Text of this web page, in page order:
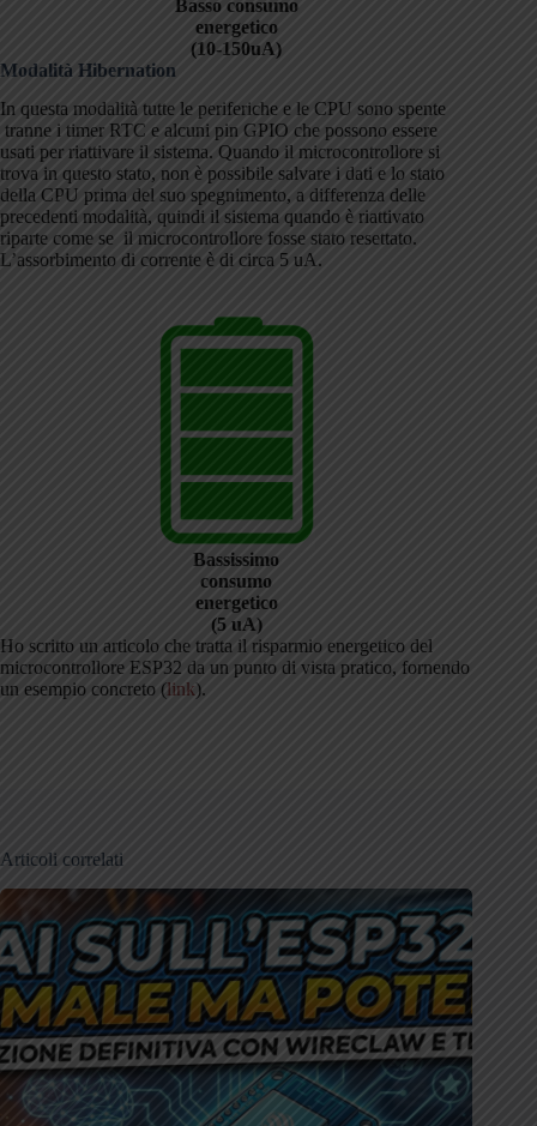
Basso consumo
energetico
(10-150uA)
Modalità Hibernation
In questa modalità tutte le periferiche e le CPU sono spente
tranne i timer RTC e alcuni pin GPIO che possono essere
usati per riattivare il sistema. Quando il microcontrollore si
trova in questo stato, non è possibile salvare i dati e lo stato
della CPU prima del suo spegnimento, a differenza delle
precedenti modalità, quindi il sistema quando è riattivato
riparte come se il microcontrollore fosse stato resettato.
L’assorbimento di corrente è di circa 5 uA.
Bassissimo
consumo
energetico
(5 uA)
Ho scritto un articolo che tratta il risparmio energetico del
microcontrollore ESP32 da un punto di vista pratico, fornendo
un esempio concreto (link).
Articoli correlati